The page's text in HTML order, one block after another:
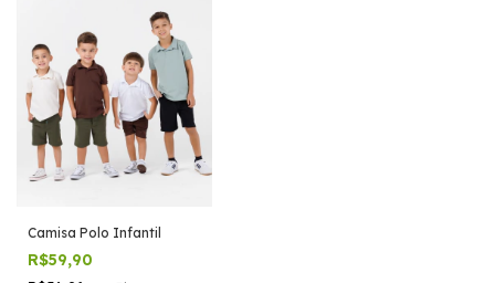
Camisa Polo Infantil
R$59,90